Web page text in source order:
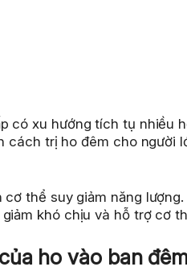
có xu hướng tích tụ nhiều
cách trị ho đêm cho người
thể suy giảm năng
khó chịu và hỗ trợ cơ
ho vào ban